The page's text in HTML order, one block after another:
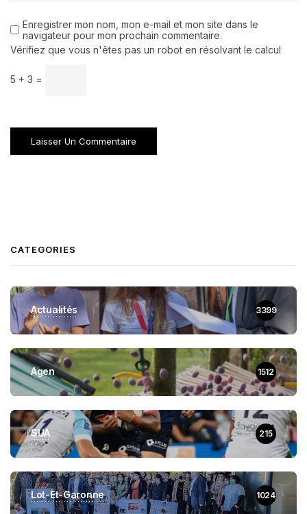
Enregistrer mon nom, mon e-mail et mon site dans le
navigateur pour mon prochain commentaire.
Vérifiez que vous n'êtes pas un robot en résolvant le calcul
5 + 3 =
CATEGORIES
Actualités 3399
Agen 1512
SUA 215
Lot-Et-Garonne 1024